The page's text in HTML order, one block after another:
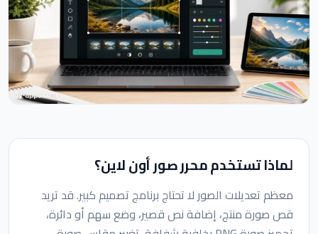
لماذا تستخدم محرر صور أون لاين؟
معظم تعديلات الصور لا تحتاج برنامج تصميم كبير. قد تريد
قص صورة منتج، إضافة نص قصير، وضع سهم أو دائرة،